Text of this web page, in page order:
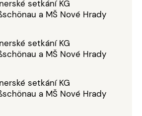
setkání KG
a MŠ Nové Hrady
setkání KG
a MŠ Nové Hrady
setkání KG
a MŠ Nové Hrady